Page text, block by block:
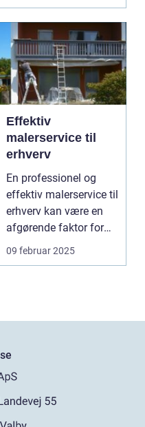
Effektiv
malerservice til
erhverv
En professionel og
effektiv malerservice til
erhverv kan være en
afgørende faktor for
m...
09 februar 2025